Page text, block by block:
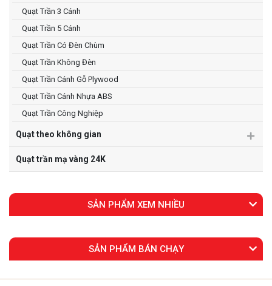
Quạt Trần 3 Cánh
Quạt Trần 5 Cánh
Quạt Trần Có Đèn Chùm
Quạt Trần Không Đèn
Quạt Trần Cánh Gỗ Plywood
Quạt Trần Cánh Nhựa ABS
Quạt Trần Công Nghiệp
Quạt theo không gian
Quạt trần mạ vàng 24K
SẢN PHẨM XEM NHIỀU
SẢN PHẨM BÁN CHẠY